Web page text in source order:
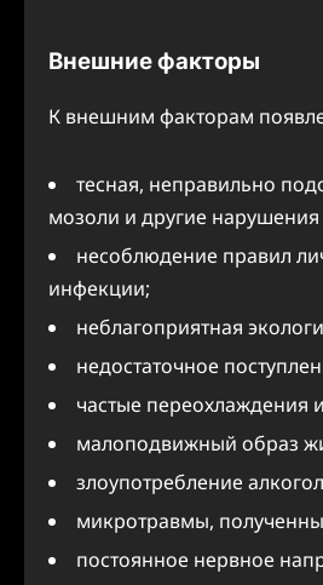
Внешние факторы
К внешним факторам
тесная, неправильно
мозоли и другие
несоблюдение правил
инфекции;
неблагоприятная
недостаточное
частые переохлаждения
малоподвижный образ
злоупотребление
микротравмы,
постоянное нервное